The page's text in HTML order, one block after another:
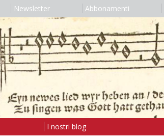
Newsletter Abbonamenti
I nostri blog